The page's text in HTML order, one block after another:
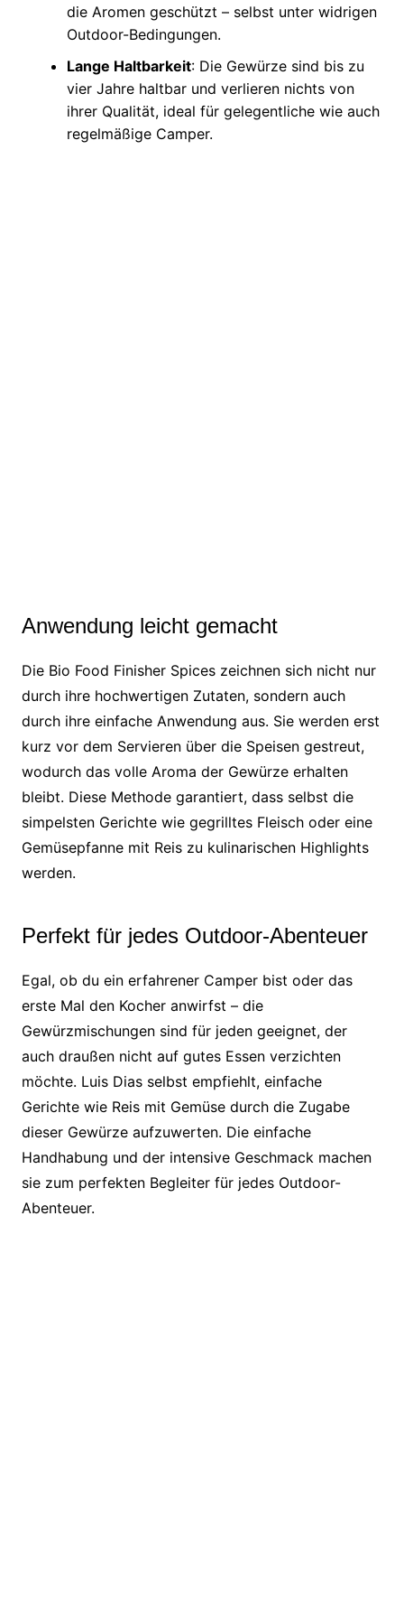
die Aromen geschützt – selbst unter widrigen
Outdoor-Bedingungen.
Lange Haltbarkeit: Die Gewürze sind bis zu
vier Jahre haltbar und verlieren nichts von
ihrer Qualität, ideal für gelegentliche wie auch
regelmäßige Camper.
Anwendung leicht gemacht
Die Bio Food Finisher Spices zeichnen sich nicht nur
durch ihre hochwertigen Zutaten, sondern auch
durch ihre einfache Anwendung aus. Sie werden erst
kurz vor dem Servieren über die Speisen gestreut,
wodurch das volle Aroma der Gewürze erhalten
bleibt. Diese Methode garantiert, dass selbst die
simpelsten Gerichte wie gegrilltes Fleisch oder eine
Gemüsepfanne mit Reis zu kulinarischen Highlights
werden.
Perfekt für jedes Outdoor-Abenteuer
Egal, ob du ein erfahrener Camper bist oder das
erste Mal den Kocher anwirfst – die
Gewürzmischungen sind für jeden geeignet, der
auch draußen nicht auf gutes Essen verzichten
möchte. Luis Dias selbst empfiehlt, einfache
Gerichte wie Reis mit Gemüse durch die Zugabe
dieser Gewürze aufzuwerten. Die einfache
Handhabung und der intensive Geschmack machen
sie zum perfekten Begleiter für jedes Outdoor-
Abenteuer.